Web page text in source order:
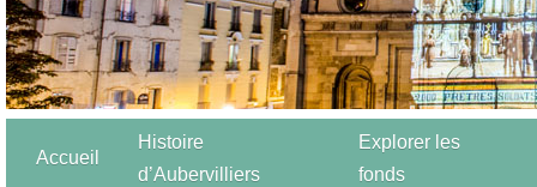
Accueil
Histoire
d’Aubervilliers
Explorer les
fonds